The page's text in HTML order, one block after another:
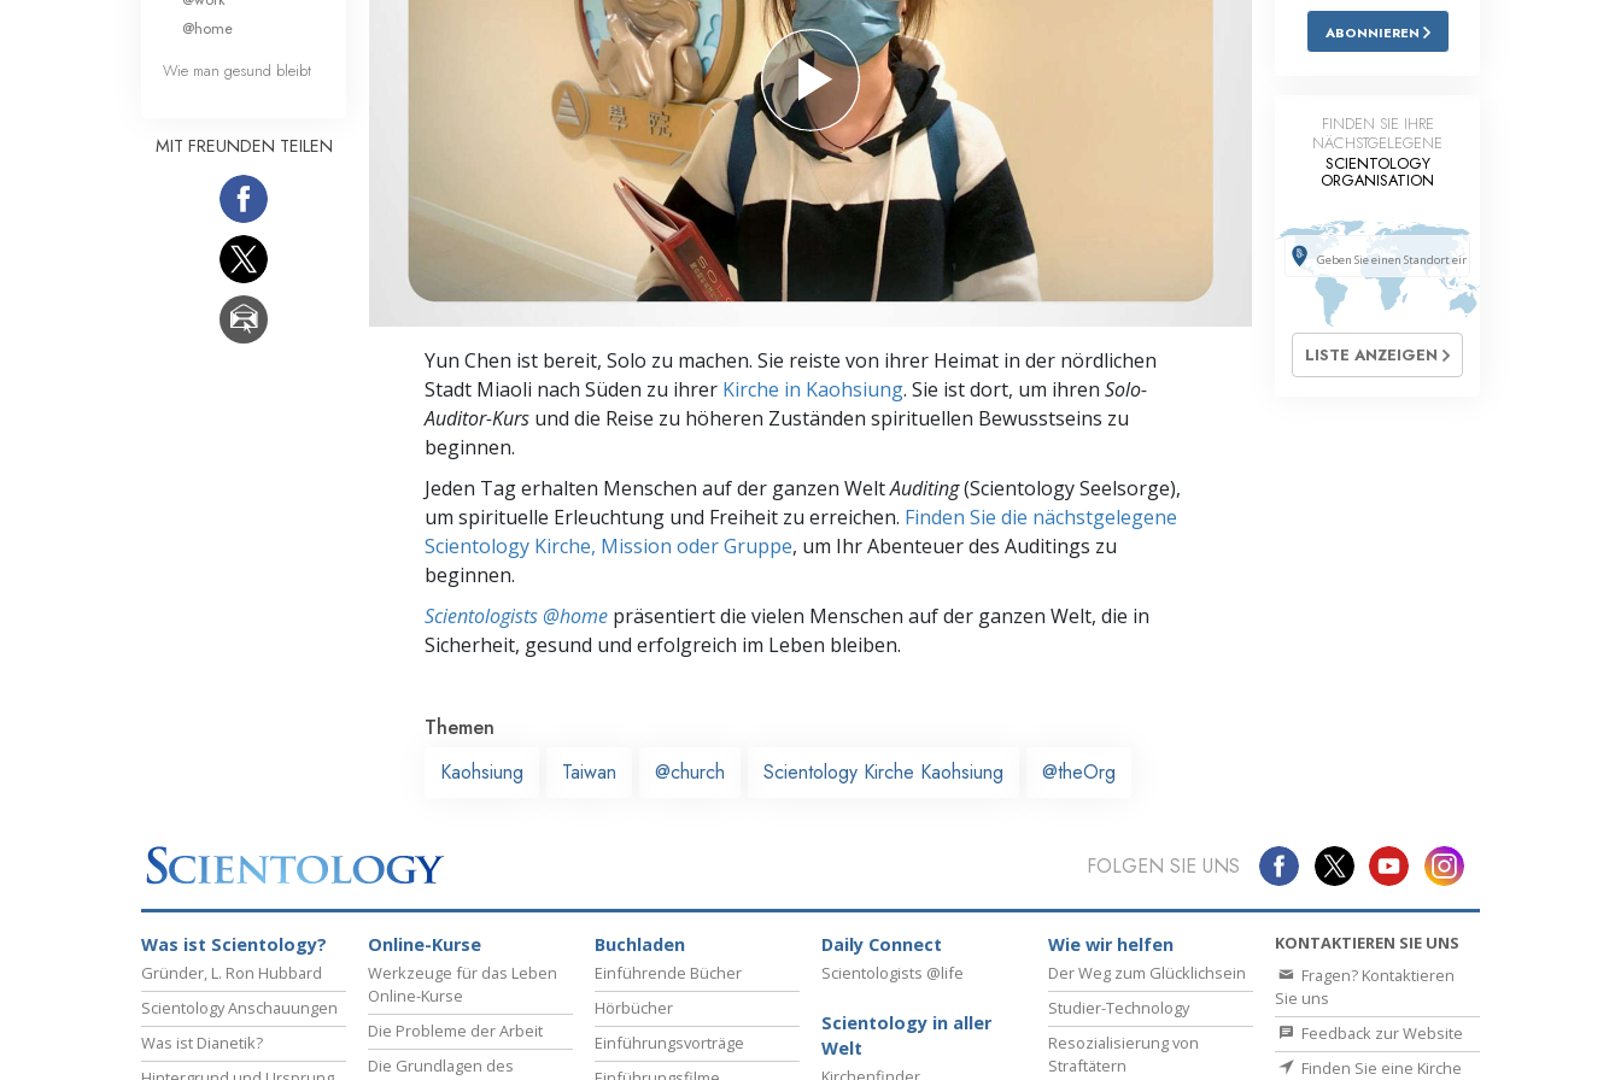
Liebe und Hass – Was ist Größe?
Antworten auf das Drogenproblem
Werkzeuge für den Arbeitsplatz
Ethik und die Zustände
Die Ursache von Unterdrückung
Ermittlungen
Grundlagen des Organisierens
Die Grundlagen von Public Relations
Yun Chen ist bereit, Solo zu machen. Sie reiste von ihrer Heimat in der nördlichen
Stadt Miaoli nach Süden zu ihrer Kirche in Kaohsiung. Sie ist dort, um ihren Solo-
Auditor-Kurs und die Reise zu höheren Zuständen spirituellen Bewusstseins zu
beginnen.
Jeden Tag erhalten Menschen auf der ganzen WeltAuditing(Scientology Seelsorge),
um spirituelle Erleuchtung und Freiheit zu erreichen. Finden Sie die nächstgelegene
Scientology Kirche, Mission oder Gruppe, um Ihr Abenteuer des Auditings zu
beginnen.
Scientologists @home präsentiert die vielen Menschen auf der ganzen Welt, die in
Sicherheit, gesund und erfolgreich im Leben bleiben.
Themen
Kaohsiung
Taiwan @church Scientology Kirche Kaohsiung @theOrg
@home
Wie man gesund bleibt
MIT FREUNDEN TEILEN
ABONNIEREN
FINDEN SIE IHRE
NÄCHSTGELEGENE
SCIENTOLOGY
ORGANISATION
LISTE ANZEIGEN
FOLGEN SIE UNS
Was ist Scientology?
Gründer, L. Ron Hubbard
Scientology Anschauungen
Was ist Dianetik?
Online-Kurse
Werkzeuge für das Leben
Online-Kurse
Die Probleme der Arbeit
Die Grundlagen des
Buchladen
Einführende Bücher
Hörbücher
Einführungsvorträge
Daily Connect
Scientologists @life
Scientology in aller
Welt
Wie wir helfen
Der Weg zum Glücklichsein
Studier-Technology
Resozialisierung von
Straftätern
KONTAKTIEREN SIE UNS
Fragen? Kontaktieren
Sie uns
Feedback zur Website
Finden Sie eine Kirche